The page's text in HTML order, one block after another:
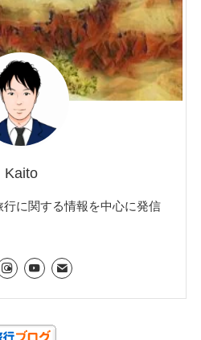
Kaito
に関する情報を中心に発信